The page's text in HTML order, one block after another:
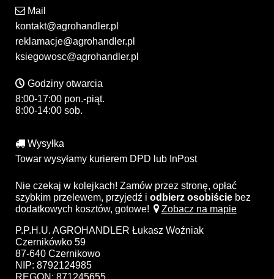
Mail
kontakt@agrohandler.pl
reklamacje@agrohandler.pl
ksiegowosc@agrohandler.pl
Godziny otwarcia
8:00-17:00 pon.-piąt.
8:00-14:00 sob.
Wysyłka
Towar wysyłamy kurierem DPD lub InPost
Nie czekaj w kolejkach! Zamów przez stronę, opłać
szybkim przelewem, przyjedź i odbierz osobiście bez
dodatkowych kosztów, gotowe!
Zobacz na mapie
P.P.H.U. AGROHANDLER Łukasz Woźniak
Czernikówko 59
87-640 Czernikowo
NIP: 8792124985